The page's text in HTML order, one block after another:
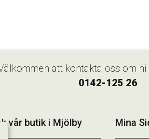
att kontakta oss om
0142-125 26
vår butik i Mjölby Mina